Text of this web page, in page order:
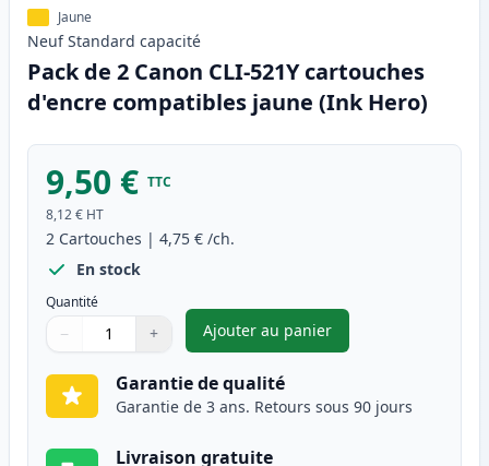
Jaune
Neuf Standard capacité
Pack de 2 Canon CLI-521Y cartouches
d'encre compatibles jaune (Ink Hero)
9,50 € TTC
8,12 € HT
2 Cartouches | 4,75 € /ch.
En stock
Quantité
Quantité
Utilisez les boutons pour ajuster
− +
Quantité
Ajouter au panier
,Pack de 2 Canon CLI-521Y
Garantie de qualité
Garantie de 3 ans. Retours sous 90 jours
Livraison gratuite